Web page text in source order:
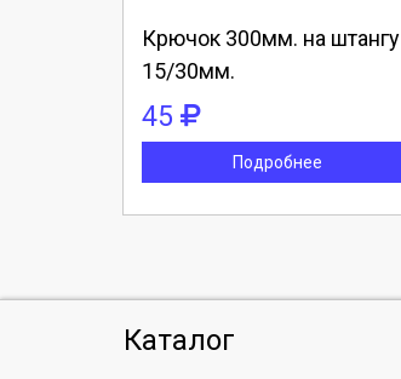
Крючок 300мм. на штангу
15/30мм.
45
Подробнее
Каталог